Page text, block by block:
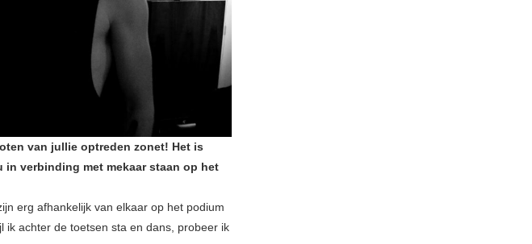
van jullie optreden zonet! Het is
verbinding met mekaar staan op het
erg afhankelijk van elkaar op het podium
ik achter de toetsen sta en dans, probeer ik